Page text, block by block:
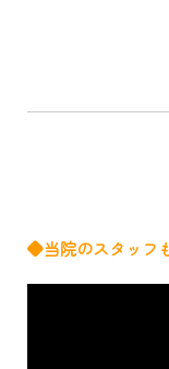
◆当院のスタッフ